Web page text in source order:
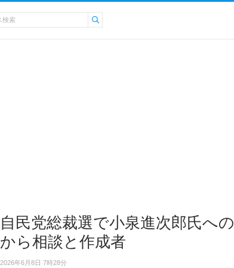
自民党総裁選で小泉進次郎氏へ
から相談と作成者
2026年6月8日 7時28分